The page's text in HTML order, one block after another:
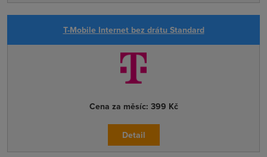
T-Mobile Internet bez drátu Standard
Cena za měsíc: 399 Kč
Detail